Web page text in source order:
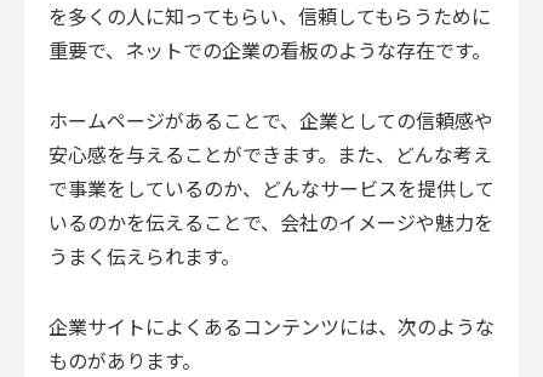
を多くの人に知ってもらい、信頼してもらうために
重要で、ネットでの企業の看板のような存在です。
ホームページがあることで、企業としての信頼感や
安心感を与えることができます。また、どんな考え
で事業をしているのか、どんなサービスを提供して
いるのかを伝えることで、会社のイメージや魅力を
うまく伝えられます。
企業サイトによくあるコンテンツには、次のような
ものがあります。